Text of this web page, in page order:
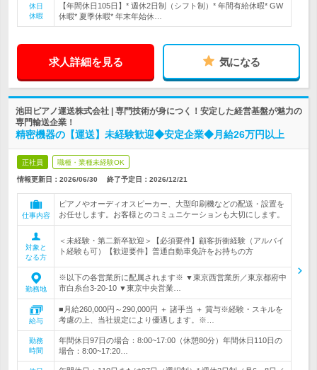
休日
休暇
【年間休日105日】* 週休2日制（シフト制）* 年間有給休暇* GW
休暇* 夏季休暇* 年末年始休…
求人詳細を見る 気になる
池田ピアノ運送株式会社 | 専門技術が身につく！安定した経営基盤が魅力の
専門輸送企業！
精密機器の【運送】未経験歓迎◆安定企業◆月給26万円以上
正社員 職種・業種未経験OK
情報更新日：2026/06/30 終了予定日： 2026/12/21
仕事内容
ピアノやオーディオスピーカー、大型印刷機などの配送・設置を
お任せします。お客様とのコミュニケーションも大切にします。
対象と
なる方
＜未経験・第二新卒歓迎＞【必須要件】顧客折衝経験（アルバイ
ト経験も可）【歓迎要件】普通自動車免許をお持ちの方
勤務地
※以下の各営業所に配属されます※ ▼東京西営業所／東京都府中
市白糸台3-20-10 ▼東京中央営業…
給与
■月給260,000円～290,000円 ＋ 諸手当 ＋ 賞与※経験・スキルを
考慮の上、当社規定により優遇します。※…
勤務
時間
年間休日97日の場合：8:00~17:00（休憩80分）年間休日110日の
場合：8:00~17:20…